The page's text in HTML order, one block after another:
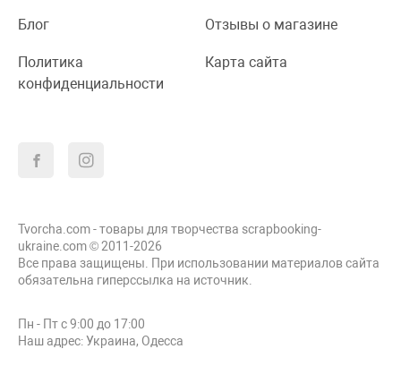
Блог Отзывы о магазине
Политика
конфиденциальности
Карта сайта
Tvorcha.com - товары для творчества scrapbooking-
ukraine.com © 2011-2026
Все права защищены. При использовании материалов сайта
обязательна гиперссылка на источник.
Пн - Пт с 9:00 до 17:00
Наш адрес: Украина, Одесса